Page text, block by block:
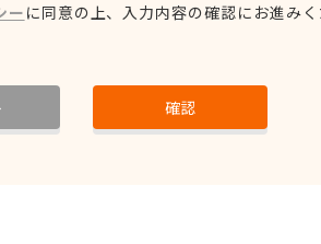
ー に同意の上、入力内容の確認にお進み
確認